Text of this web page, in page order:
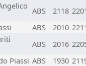
ABS 2118
ABS 2010
ABS 2016
Piassi ABS 1930